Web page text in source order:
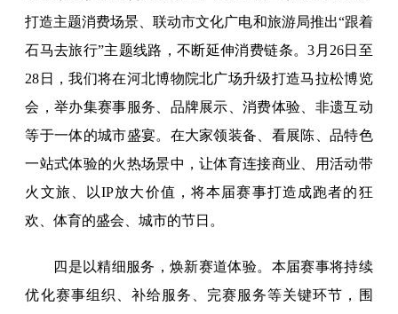
打造主题消费场景、联动市文化广电和旅游局推出“跟着
石马去旅行”主题线路，不断延伸消费链条。3月26日至
28日，我们将在河北博物院北广场升级打造马拉松博览
会，举办集赛事服务、品牌展示、消费体验、非遗互动
等于一体的城市盛宴。在大家领装备、看展陈、品特色
一站式体验的火热场景中，让体育连接商业、用活动带
火文旅、以IP放大价值，将本届赛事打造成跑者的狂
欢、体育的盛会、城市的节日。
四是以精细服务，焕新赛道体验。本届赛事将持续
优化赛事组织、补给服务、完赛服务等关键环节，围